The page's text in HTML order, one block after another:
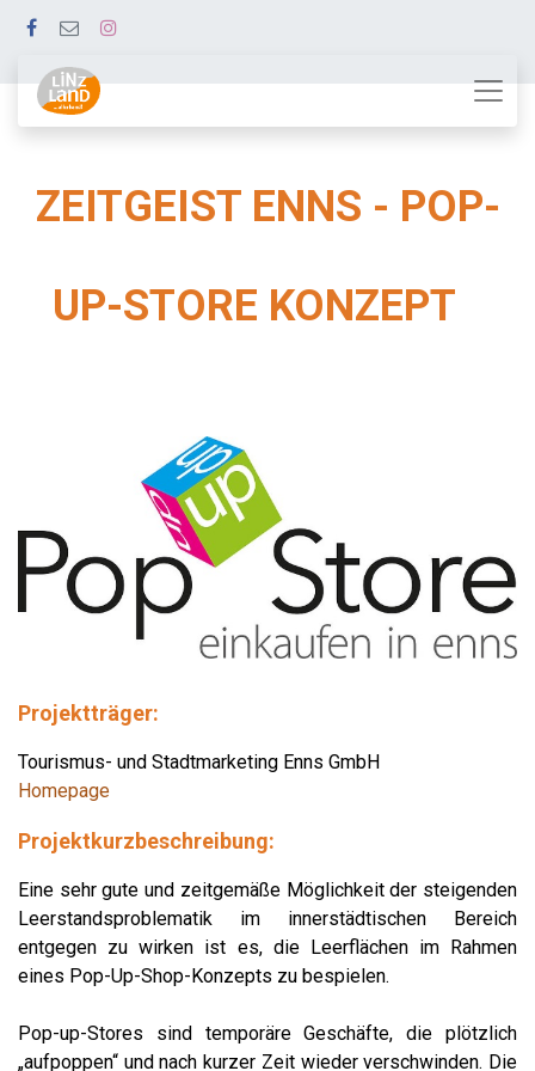
ZEITGEIST ENNS - POP-
UP-STORE KONZEPT
Projektträger:
Tourismus- und Stadtmarketing Enns GmbH
Homepage
Projektkurzbeschreibung:
Eine sehr gute und zeitgemäße Möglichkeit der steigenden
Leerstandsproblematik im innerstädtischen Bereich
entgegen zu wirken ist es, die Leerflächen im Rahmen
eines Pop-Up-Shop-Konzepts zu bespielen.
Pop-up-Stores sind temporäre Geschäfte, die plötzlich
„aufpoppen“ und nach kurzer Zeit wieder verschwinden. Die